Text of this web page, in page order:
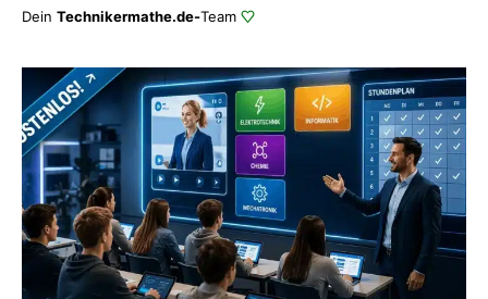
Dein Technikermathe.de-Team